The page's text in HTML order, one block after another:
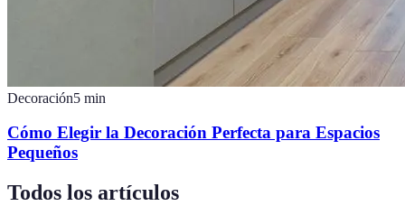
Decoración5 min
Cómo Elegir la Decoración Perfecta para Espacios
Pequeños
Todos los artículos